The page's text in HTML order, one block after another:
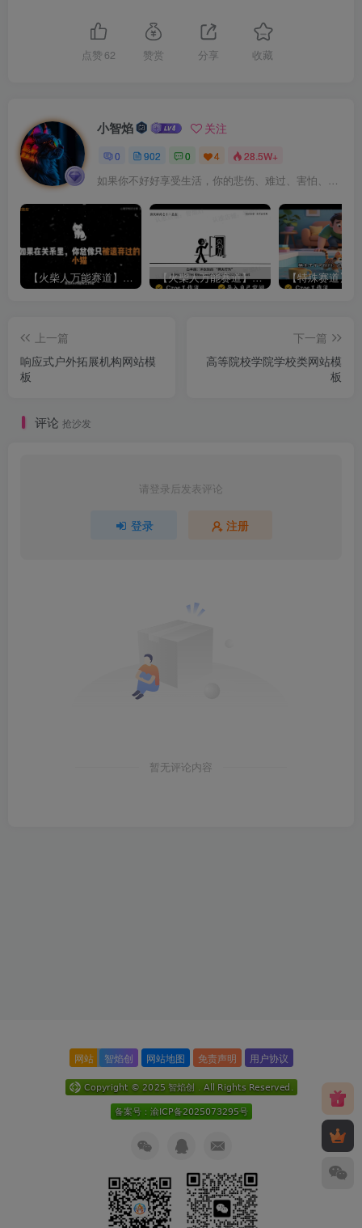
点赞 62 赞赏 分享 收藏
小智焰 关注
0 902 0 4 28.5W+
如果你不好好享受生活，你的悲伤、难过、害怕、羞愧和内疚会代替你享受
【火柴人万能赛道】火柴人心理学插画讲解视频丨扣子工作流智能体搭建coze工作流 【火柴人万能赛道】火柴人心理学智能文案视频丨扣子工作流智能体搭建coze工作流
上一篇
响应式户外拓展机构网站模
板
下一篇
高等院校学院学校类网站模
板
评论 抢沙发
请登录后发表评论
登录 注册
暂无评论内容
网站 智焰创 网站地图 免责声明 用户协议